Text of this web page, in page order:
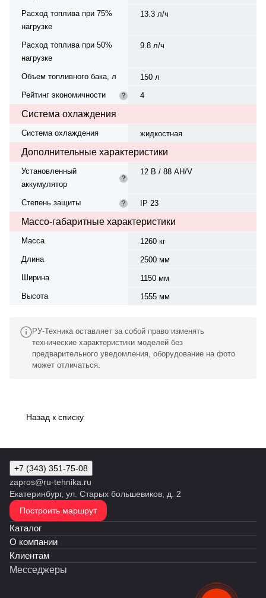
Расход топлива при 75%
нагрузке
13.3 л/ч
Расход топлива при 50%
нагрузке
9.8 л/ч
Объем топливного бака, л
150 л
Рейтинг экономичности
? 4
Система охлаждения
Система охлаждения жидкостная
Дополнительные характеристики
Установленный
аккумулятор
?
12 В / 88 AH/V
Степень защиты ? IP 23
Массо-габаритные характеристики
Масса
1260 кг
Длина
2500 мм
Ширина
1150 мм
Высота
1555 мм
РУ-Техника оставляет за собой право изменять
технические характеристики моделей без
предварительного уведомления, оборудование на фото
может отличаться.
Назад к списку
+7 (343) 351-75-08
zapros@ru-tehnika.ru
Екатеринбург, ул. Старых большевиков, д. 2
Построить маршрут
Каталог
О компании
Клиентам
Месседжеры